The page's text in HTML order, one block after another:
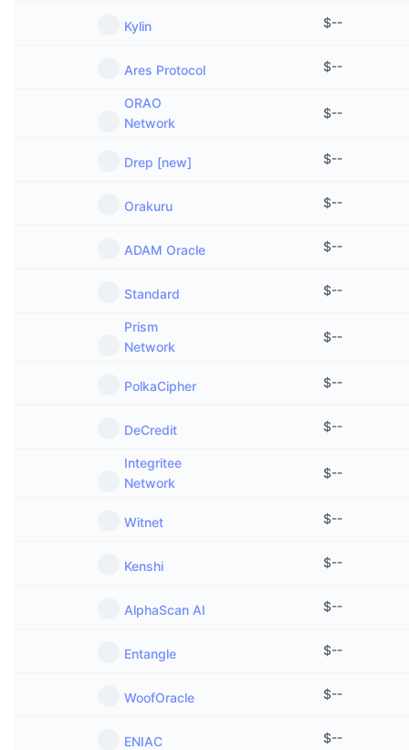
Kylin $--
Ares Protocol $--
ORAO
Network
$--
Drep [new] $--
Orakuru $--
ADAM Oracle $--
Standard $--
Prism
Network
$--
PolkaCipher $--
DeCredit $--
Integritee
Network
$--
Witnet $--
Kenshi $--
AlphaScan AI $--
Entangle $--
WoofOracle $--
ENIAC $--